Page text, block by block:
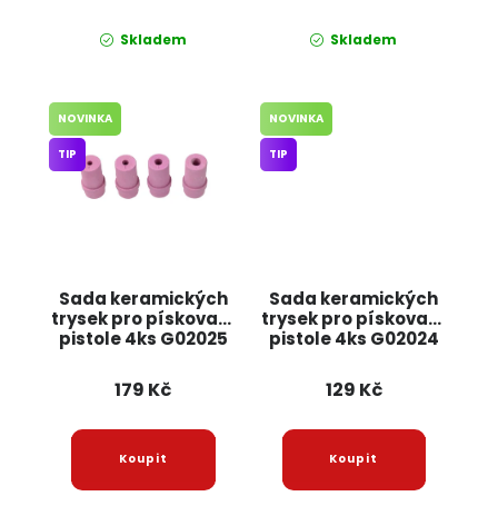
Skladem Skladem
Sada keramických
trysek pro pískovací
pistole 4ks G02025
NOVINKA
TIP
179 Kč
Sada keramických
trysek pro pískovací
pistole 4ks G02024
NOVINKA
TIP
129 Kč